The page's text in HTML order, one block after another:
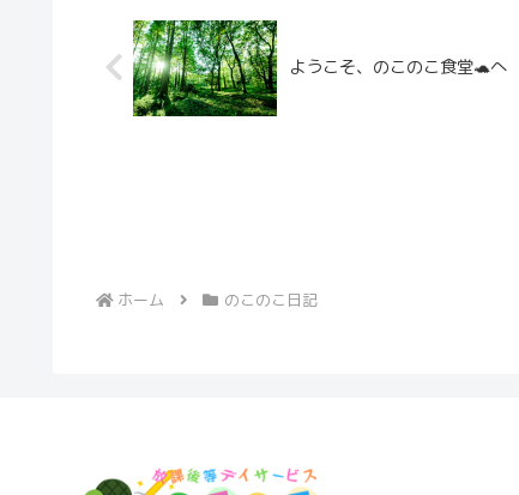
ようこそ、のこのこ食堂🐢へ
ホーム のこのこ日記